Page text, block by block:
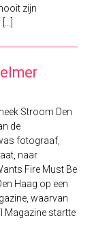
zijn
Stroom Den
de
fotograaf,
naar
Fire Must Be
Haag op een
waarvan
Magazine startte